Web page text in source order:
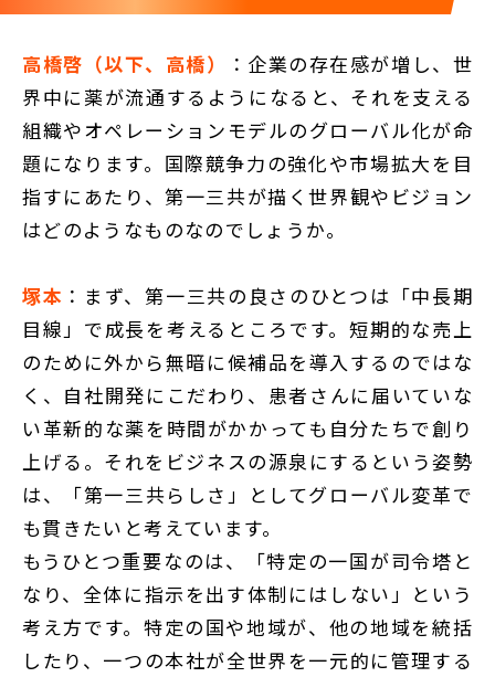
高橋啓（以下、高橋）
：企業の存在感が増し、世
界中に薬が流通するようになると、それを支える
組織やオペレーションモデルのグローバル化が命
題になります。国際競争力の強化や市場拡大を目
指すにあたり、第一三共が描く世界観やビジョン
はどのようなものなのでしょうか。
塚本 ：まず、第一三共の良さのひとつは「中長期
目線」で成長を考えるところです。短期的な売上
のために外から無暗に候補品を導入するのではな
く、自社開発にこだわり、患者さんに届いていな
い革新的な薬を時間がかかっても自分たちで創り
上げる。それをビジネスの源泉にするという姿勢
は、「第一三共らしさ」としてグローバル変革で
も貫きたいと考えています。
もうひとつ重要なのは、「特定の一国が司令塔と
なり、全体に指示を出す体制にはしない」という
考え方です。特定の国や地域が、他の地域を統括
したり、一つの本社が全世界を一元的に管理する